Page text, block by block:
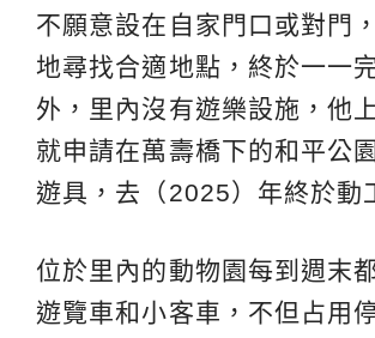
不願意設在自家門口或對門
地尋找合適地點，終於一一
外，里內沒有遊樂設施，他
就申請在萬壽橋下的和平公
遊具，去（2025）年終於動
位於里內的動物園每到週末
遊覽車和小客車，不但占用